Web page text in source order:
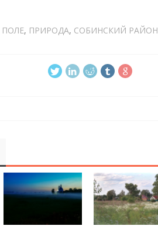
ПОЛЕ, ПРИРОДА, СОБИНСКИЙ РАЙОН